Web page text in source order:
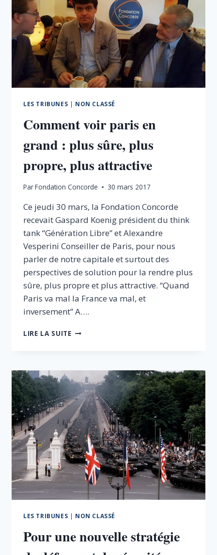
LES TRIBUNES | NON CLASSÉ
Comment voir paris en
grand : plus sûre, plus
propre, plus attractive
ParFondation Concorde 30 mars 2017
Ce jeudi 30 mars, la Fondation Concorde
recevait Gaspard Koenig président du think
tank “Génération Libre” et Alexandre
Vesperini Conseiller de Paris, pour nous
parler de notre capitale et surtout des
perspectives de solution pour la rendre plus
sûre, plus propre et plus attractive. “Quand
Paris va mal la France va mal, et
inversement” A….
LIRE LA SUITECOMMENT
GRAND
:
PLUS
SÛRE,
PLUS
PROPRE,
PLUS
ATTRACTIVE
LES TRIBUNES | NON CLASSÉ
Pour une nouvelle stratégie